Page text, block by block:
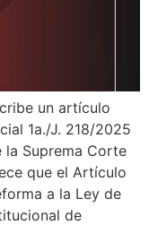
un artículo
1a./J. 218/2025
la Suprema Corte
que el Artículo
a la Ley de
de